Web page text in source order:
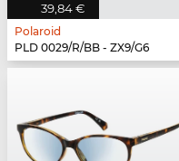
39,84 €
Polaroid
PLD 0029/R/BB - ZX9/G6